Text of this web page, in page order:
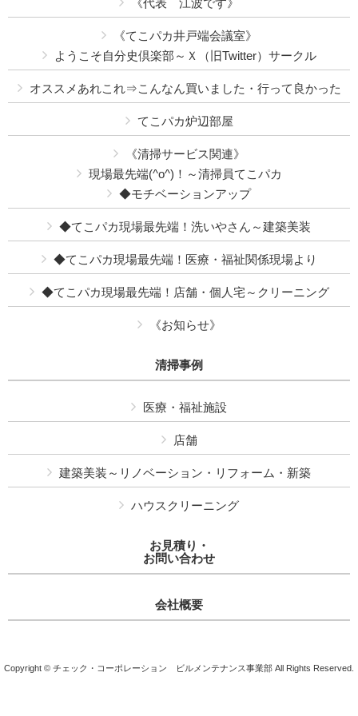
《代表 江波です》
《てこパカ井戸端会議室》
ようこそ自分史倶楽部～Ｘ（旧Twitter）サークル
オススメあれこれ⇒こんなん買いました・行って良かった
てこパカ炉辺部屋
《清掃サービス関連》
現場最先端(^o^)！～清掃員てこパカ
◆モチベーションアップ
◆てこパカ現場最先端！洗いやさん～建築美装
◆てこパカ現場最先端！医療・福祉関係現場より
◆てこパカ現場最先端！店舗・個人宅～クリーニング
《お知らせ》
清掃事例
医療・福祉施設
店舗
建築美装～リノベーション・リフォーム・新築
ハウスクリーニング
お見積り・
お問い合わせ
会社概要
Copyright © チェック・コーポレーション ビルメンテナンス事業部 All Rights Reserved.